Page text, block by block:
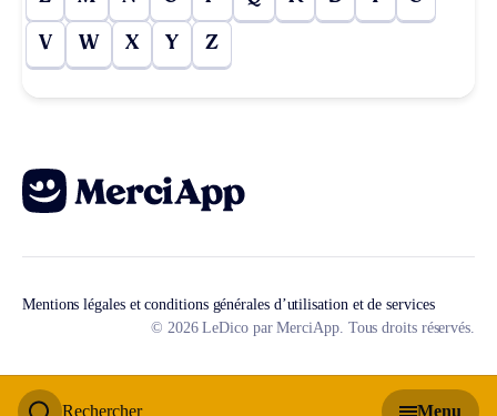
Rechercher Menu
V W X Y Z
Mentions légales et conditions générales d’utilisation et de services
© 2026 LeDico par MerciApp. Tous droits réservés.